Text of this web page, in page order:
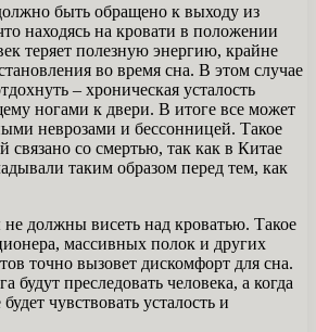
быть обращено к выходу из
находясь на кровати в положении
теряет полезную энергию, крайне
во время сна. В этом случае
– хроническая усталость
ногами к двери. В итоге все может
неврозами и бессонницей. Такое
со смертью, так как в Китае
таким образом перед тем, как
должны висеть над кроватью. Такое
массивных полок и других
точно вызовет дискомфорт для сна.
будут преследовать человека, а когда
чувствовать усталость и